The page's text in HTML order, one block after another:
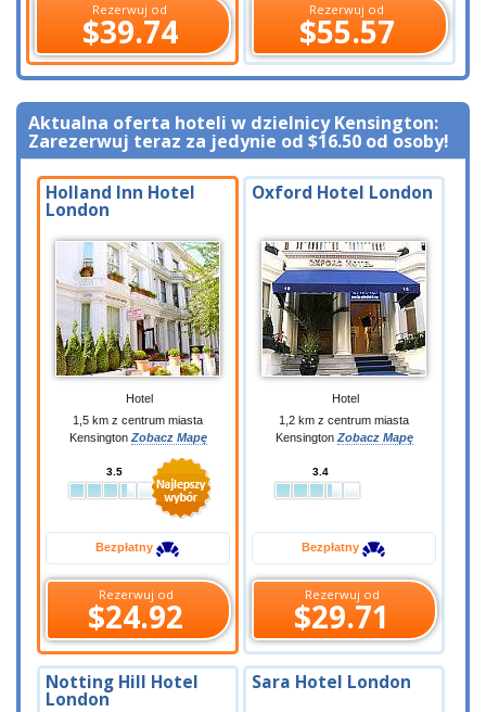
Rezerwuj od
$39.74
Rezerwuj od
$55.57
Aktualna oferta hoteli w dzielnicy Kensington:
Zarezerwuj teraz za jedynie od $16.50 od osoby!
Holland Inn Hotel
London
Hotel
1,5 km z centrum miasta
Kensington Zobacz Mapę
3.5
Bezpłatny
Rezerwuj od
$24.92
Oxford Hotel London
Hotel
1,2 km z centrum miasta
Kensington Zobacz Mapę
3.4
Bezpłatny
Rezerwuj od
$29.71
Notting Hill Hotel
London
Sara Hotel London